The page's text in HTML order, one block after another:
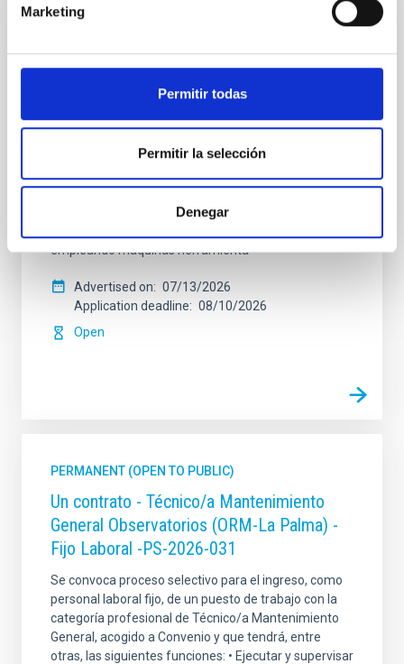
Marketing
Permitir todas
Permitir la selección
Denegar
Un contrato - Técnico/a de Taller -
personal laboral fijo, de un puesto de trabajo con la
al Convenio y que tendrá, entre otras, las siguientes
funciones: Realización de trabajos de fabricación
empleando máquinas herramienta
Advertised on
07/13/2026
Application deadline
08/10/2026
Open
PERMANENT (OPEN TO PUBLIC)
Un contrato - Técnico/a Mantenimiento
General Observatorios (ORM-La Palma) -
Fijo Laboral -PS-2026-031
Se convoca proceso selectivo para el ingreso, como
personal laboral fijo, de un puesto de trabajo con la
categoría profesional de Técnico/a Mantenimiento
General, acogido a Convenio y que tendrá, entre
otras, las siguientes funciones: • Ejecutar y supervisar